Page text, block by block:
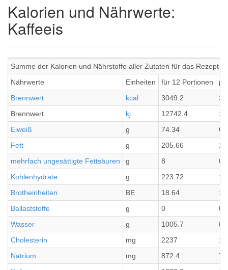
Kalorien und Nährwerte:
Kaffeeis
Summe der Kalorien und Nährstoffe aller Zutaten für das Rezept
Nährwerte
Einheiten für 12 Portionen
Brennwert
kcal 3049.2
Brennwert
kj 12742.4
Eiweiß
g 74.34
Fett
g 205.66
mehrfach ungesättigte Fettsäuren
g 8
Kohlenhydrate
g 223.72
Brotheinheiten
BE 18.64
Ballaststoffe
g 0
0
Wasser
g 1005.7
Cholesterin
mg 2237
Natrium
mg 872.4